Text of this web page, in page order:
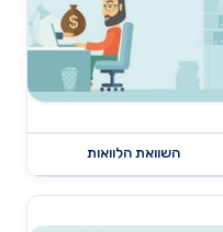
השוואת הלוואות